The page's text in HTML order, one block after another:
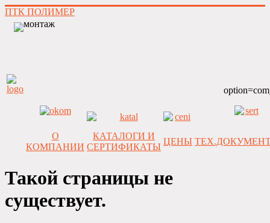
ПТК ПОЛИМЕР
О
КОМПАНИИ
КАТАЛОГИ И
СЕРТИФИКАТЫ
ЦЕНЫ
Такой страницы не
существует.